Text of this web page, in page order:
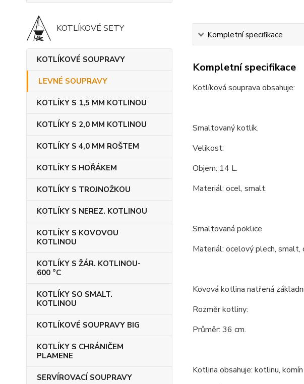
KOTLÍKOVÉ SETY
KOTLÍKOVÉ SOUPRAVY
LEVNÉ SOUPRAVY
KOTLÍKY S 1,5 MM KOTLINOU
KOTLÍKY S 2,0 MM KOTLINOU
KOTLÍKY S 4,0 MM ROŠTEM
KOTLÍKY S HOŘÁKEM
KOTLÍKY S TROJNOŽKOU
KOTLÍKY S NEREZ. KOTLINOU
KOTLÍKY S KOVOVOU
KOTLINOU
KOTLÍKY S ŽÁR. KOTLINOU-
600 °C
KOTLÍKY SO SMALT.
KOTLINOU
KOTLÍKOVÉ SOUPRAVY BIG
KOTLÍKY S CHRÁNIČEM
PLAMENE
SERVÍROVACÍ SOUPRAVY
Kompletní specifikace
Kompletní specifikace
Kotlíková souprava obsahuje:
Smaltovaný kotlík.
Velikost:
Objem: 14 L.
Materiál: ocel, smalt.
Smaltovaná poklice
Materiál: ocelový plech, smalt,
Kovová kotlina natřená
Rozměr kotliny:
Průměr: 36 cm.
Kotlina obsahuje: kotlinu,